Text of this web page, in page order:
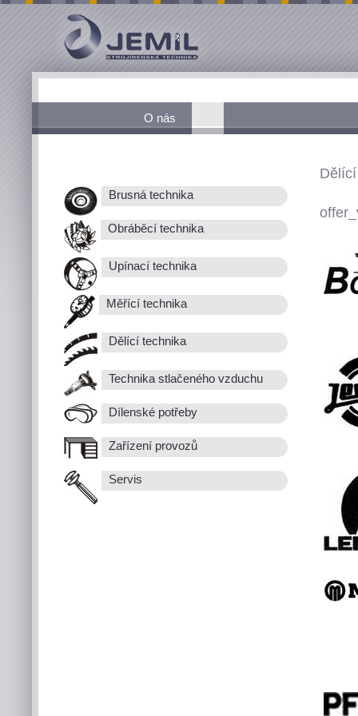
O nás
Brusná technika
Obráběcí technika
Upínací technika
Měřící technika
Dělící technika
Technika stlačeného vzduchu
Dílenské potřeby
Zařízení provozů
Servis